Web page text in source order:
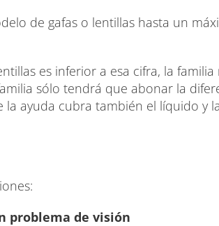
de gafas o lentillas hasta un
es inferior a esa cifra, la
sólo tendrá que abonar la
la ayuda cubra también el líquido y
problema de visión